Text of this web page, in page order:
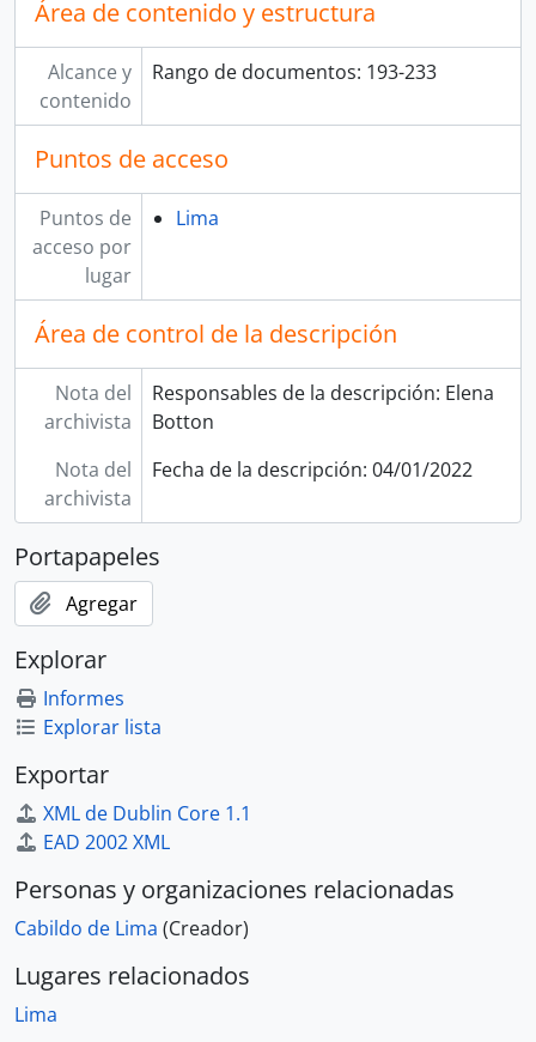
Área de contenido y estructura
Alcance y
contenido
Rango de documentos: 193-233
Puntos de acceso
Puntos de
acceso por
lugar
Lima
Área de control de la descripción
Nota del
archivista
Responsables de la descripción: Elena
Botton
Nota del
archivista
Fecha de la descripción: 04/01/2022
Portapapeles
Agregar
Explorar
Informes
Explorar lista
Exportar
XML de Dublin Core 1.1
EAD 2002 XML
Personas y organizaciones relacionadas
Cabildo de Lima (Creador)
Lugares relacionados
Lima